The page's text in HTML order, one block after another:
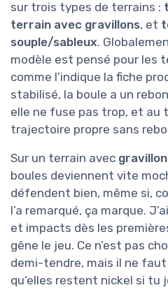
sur trois types de terrains :
terrain avec gravillons, et
souple/sableux.
modèle est pensé pour les
comme l’indique la fiche
stabilisé, la boule a un
elle ne fuse pas trop, et au
trajectoire propre sans
Sur un terrain avec
boules deviennent vite
défendent bien, même si,
l’a remarqué, ça marque.
et impacts dès les
gêne le jeu. Ce n’est pas
demi-tendre, mais il ne
qu’elles restent nickel si tu